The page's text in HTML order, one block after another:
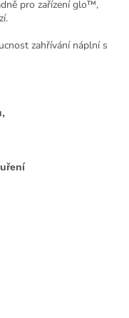
pro zařízení glo™,
zahřívání náplní s